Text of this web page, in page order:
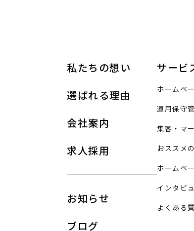
私たちの想い
選ばれる理由
会社案内
求人採用
お知らせ
ブログ
サービ
ホームペ
運用保守
集客・マ
おススメ
ホームペ
インタビ
よくある